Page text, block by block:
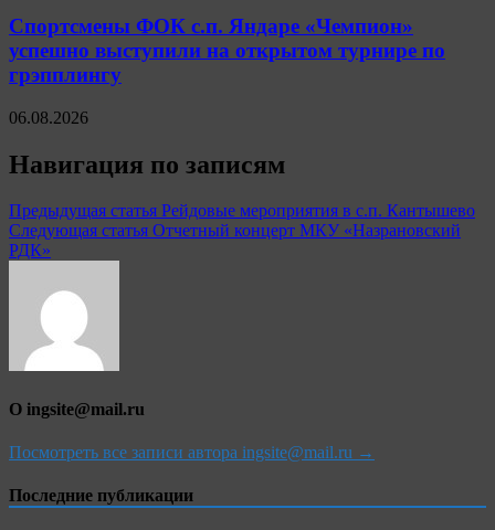
Спортсмены ФОК с.п. Яндаре «Чемпион»
успешно выступили на открытом турнире по
грэпплингу
06.08.2026
Навигация по записям
Предыдущая статья Рейдовые мероприятия в с.п. Кантышево
Следующая статья Отчетный концерт МКУ «Назрановский
РДК»
О ingsite@mail.ru
Посмотреть все записи автора ingsite@mail.ru →
Последние публикации